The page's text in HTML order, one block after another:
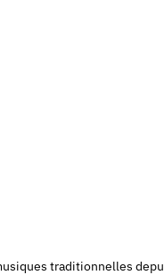
traditionnelles